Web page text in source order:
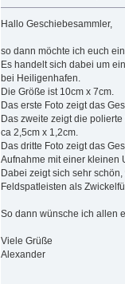
Hallo Geschiebesammler,
so dann möchte ich euch
Es handelt sich dabei um
bei Heiligenhafen.
Die Größe ist 10cm x 7cm.
Das erste Foto zeigt das
Das zweite zeigt die
ca 2,5cm x 1,2cm.
Das dritte Foto zeigt das
Aufnahme mit einer kleinen
Dabei zeigt sich sehr
Feldspatleisten als
So dann wünsche ich allen
Viele Grüße
Alexander